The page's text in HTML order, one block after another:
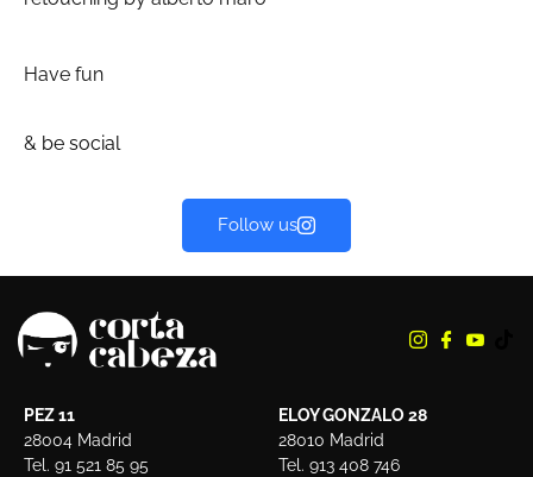
Have fun
& be social
Follow us
PEZ 11
28004 Madrid
Tel. 91 521 85 95
ELOY GONZALO 28
28010 Madrid
Tel. 913 408 746